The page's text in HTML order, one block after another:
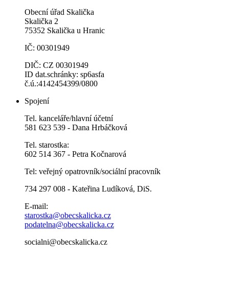
Obecní úřad Skalička
Skalička 2
75352 Skalička u Hranic
IČ: 00301949
DIČ: CZ 00301949
ID dat.schránky: sp6asfa
č.ú.:4142454399/0800
Spojení
Tel. kanceláře/hlavní účetní
581 623 539 - Dana Hrbáčková
Tel. starostka:
602 514 367 - Petra Kočnarová
Tel: veřejný opatrovník/sociální pracovník
734 297 008 - Kateřina Ludíková, DiS.
E-mail:
starostka@obecskalicka.cz
podatelna@obecskalicka.cz
socialni@obecskalicka.cz